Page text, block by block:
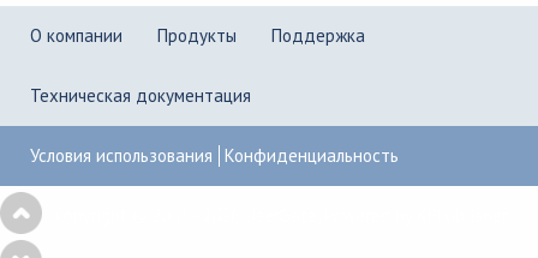
О компании Продукты Поддержка
Техническая документация
Условия использования Конфиденциальность